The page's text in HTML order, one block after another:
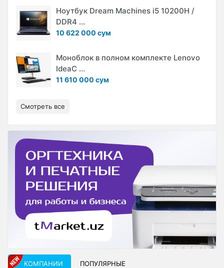
Ноутбук Dream Machines i5 10200H /
DDR4 ...
10 622 000 сум
Моноблок в полном комплекте Lenovo
IdeaC ...
11 610 000 сум
Смотреть все
КОМПАНИИ ПОПУЛЯРНЫЕ